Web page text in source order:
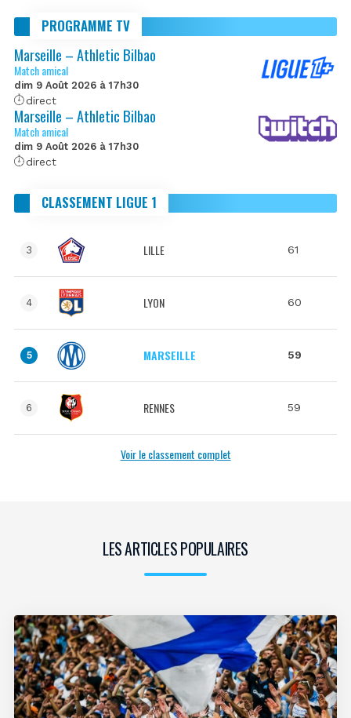
PROGRAMME TV
Marseille – Athletic Bilbao
Match amical
dim 9 Août 2026 à 17h30
direct
Marseille – Athletic Bilbao
Match amical
dim 9 Août 2026 à 17h30
direct
CLASSEMENT LIGUE 1
3 LILLE 61
4 LYON 60
5 MARSEILLE 59
6 RENNES 59
Voir le classement complet
LES ARTICLES POPULAIRES